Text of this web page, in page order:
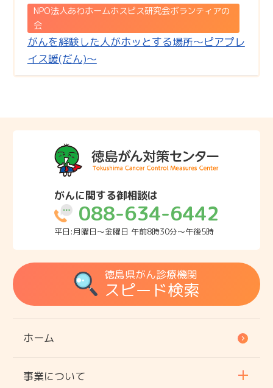
NPO法人あわホームホスピス研究会ボランティアの
会
がんを経験した人がホッとする場所～ピアプレ
イス暖(だん)～
がんに関する御相談は
088-634-6442
平日:月曜日～金曜日 午前8時30分～午後5時
徳島県がん診療機関
スピード検索
ホーム
事業について